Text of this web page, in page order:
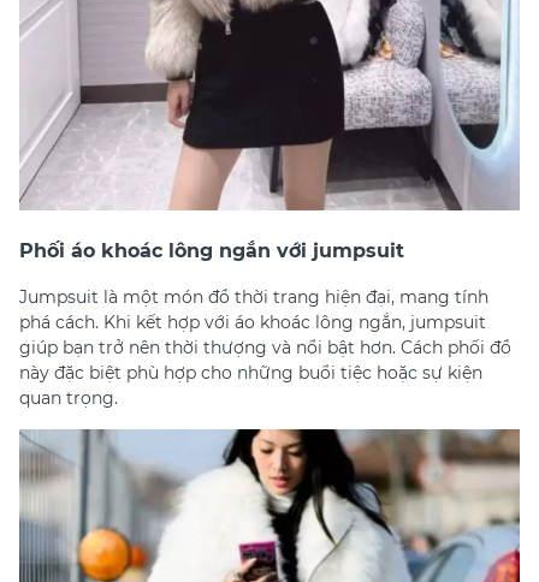
Phối áo khoác lông ngắn với jumpsuit
Jumpsuit là một món đồ thời trang hiện đại, mang tính
phá cách. Khi kết hợp với áo khoác lông ngắn, jumpsuit
giúp bạn trở nên thời thượng và nổi bật hơn. Cách phối đồ
này đặc biệt phù hợp cho những buổi tiệc hoặc sự kiện
quan trọng.